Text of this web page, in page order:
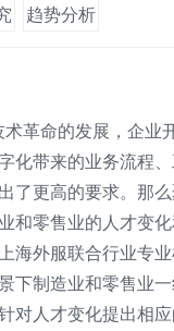
趋势分析
革命的发展，企业
化带来的业务流程
了更高的要求。那
和零售业的人才变
海外服联合行业专业
下制造业和零售业
对人才变化提出相